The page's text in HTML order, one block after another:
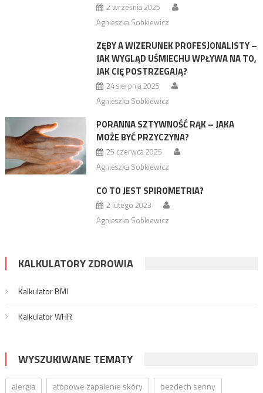
2 września 2025
Agnieszka Sobkiewicz
ZĘBY A WIZERUNEK PROFESJONALISTY –
JAK WYGLĄD UŚMIECHU WPŁYWA NA TO,
JAK CIĘ POSTRZEGAJĄ?
24 sierpnia 2025
Agnieszka Sobkiewicz
PORANNA SZTYWNOŚĆ RĄK – JAKA
MOŻE BYĆ PRZYCZYNA?
25 czerwca 2025
Agnieszka Sobkiewicz
CO TO JEST SPIROMETRIA?
2 lutego 2023
Agnieszka Sobkiewicz
KALKULATORY ZDROWIA
Kalkulator BMI
Kalkulator WHR
WYSZUKIWANE TEMATY
alergia atopowe zapalenie skóry
bezdech senny